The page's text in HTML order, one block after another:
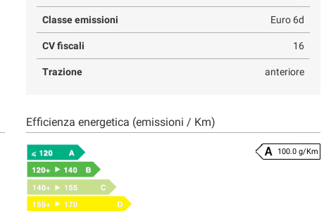
Classe emissioni Euro 6d
CV fiscali 16
Trazione anteriore
Efficienza energetica (emissioni / Km)
100.0 g/Km